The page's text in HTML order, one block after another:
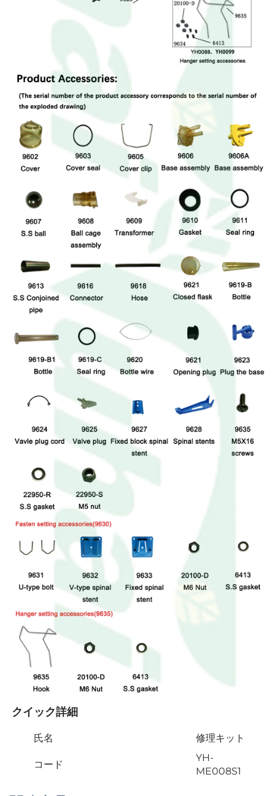
クイック詳細
氏名 修理キット
コード
YH-
ME008S1